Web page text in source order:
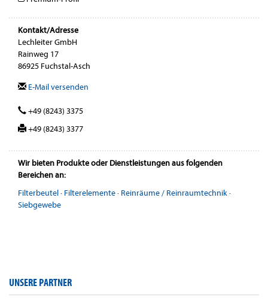
Kontakt/Adresse
Lechleiter GmbH
Rainweg 17
86925 Fuchstal-Asch
E-Mail versenden
+49 (8243) 3375
+49 (8243) 3377
Wir bieten Produkte oder Dienstleistungen aus folgenden
Bereichen an:
Filterbeutel· Filterelemente· Reinräume / Reinraumtechnik·
Siebgewebe
UNSERE PARTNER